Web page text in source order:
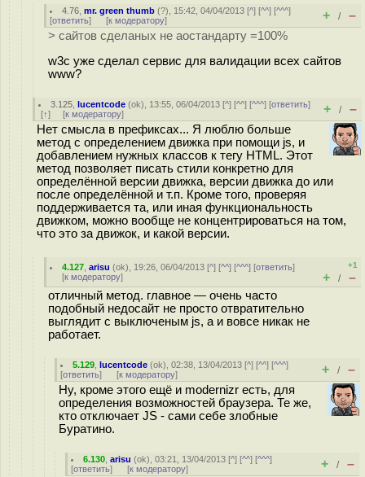
4.76 ,mr. green thumb (?), 15:42, 04/04/2013 [^] [^^] [^^^]
[ответить] [к модератору] + / –
> сайтов сделаных не аостандарту =100%
w3c уже сделал сервис для валидации всех сайтов
www?
3.125 ,lucentcode (ok), 13:55, 06/04/2013 [^] [^^] [^^^] [ответить]
[↑] [к модератору] + / –
Нет смысла в префиксах... Я люблю больше
метод с определением движка при помощи js, и
добавлением нужных классов к тегу HTML. Этот
метод позволяет писать стили конкретно для
определённой версии движка, версии движка до или
после определённой и т.п. Кроме того, проверяя
поддерживается та, или иная функциональность
движком, можно вообще не концентрироваться на том,
что это за движок, и какой версии.
4.127 ,arisu (ok), 19:26, 06/04/2013 [^] [^^] [^^^] [ответить]
[к модератору]
+1
+ / –
отличный метод. главное — очень часто
подобный недосайт не просто отвратительно
выглядит с выключеным js, а и вовсе никак не
работает.
5.129 ,lucentcode (ok), 02:38, 13/04/2013 [^] [^^] [^^^]
[ответить] [к модератору] + / –
Ну, кроме этого ещё и modernizr есть, для
определения возможностей браузера. Те же,
кто отключает JS - сами себе злобные
Буратино.
6.130 ,arisu (ok), 03:21, 13/04/2013 [^] [^^] [^^^]
[ответить] [к модератору] + / –